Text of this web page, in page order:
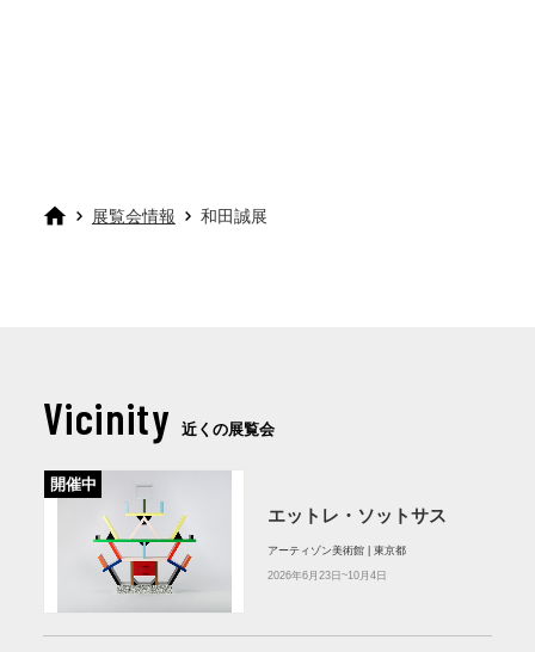
展覧会情報 和田誠展
Vicinity 近くの展覧会
開催中
エットレ・ソットサス
アーティゾン美術館 | 東京都
2026年6月23日~10月4日